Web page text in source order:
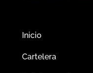
Inicio
Cartelera